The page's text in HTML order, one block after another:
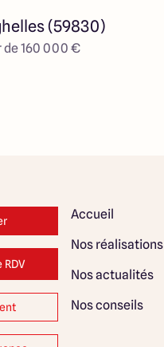
(59830)
de 160 000 €
RDV
Accueil
Nos réalisations
Nos actualités
Nos conseils